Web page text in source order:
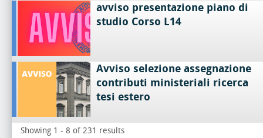
avviso presentazione piano di
studio Corso L14
Avviso selezione assegnazione
contributi ministeriali ricerca
tesi estero
Showing 1 - 8 of 231 results